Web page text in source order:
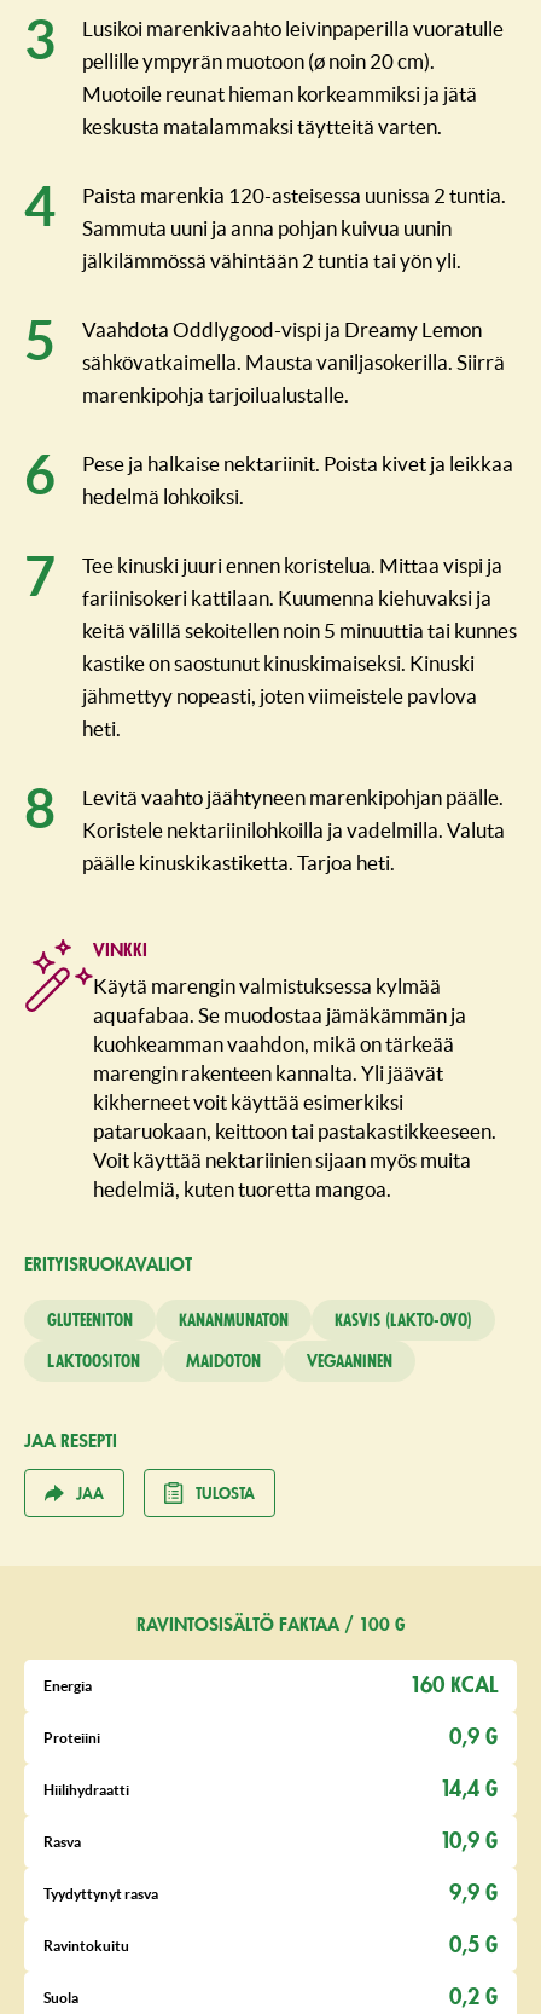
Lusikoi marenkivaahto leivinpaperilla vuoratulle
pellille ympyrän muotoon (ø noin 20 cm).
Muotoile reunat hieman korkeammiksi ja jätä
keskusta matalammaksi täytteitä varten.
Paista marenkia 120-asteisessa uunissa 2 tuntia.
Sammuta uuni ja anna pohjan kuivua uunin
jälkilämmössä vähintään 2 tuntia tai yön yli.
Vaahdota Oddlygood-vispi ja Dreamy Lemon
sähkövatkaimella. Mausta vaniljasokerilla. Siirrä
marenkipohja tarjoilualustalle.
Pese ja halkaise nektariinit. Poista kivet ja leikkaa
hedelmä lohkoiksi.
Tee kinuski juuri ennen koristelua. Mittaa vispi ja
fariinisokeri kattilaan. Kuumenna kiehuvaksi ja
keitä välillä sekoitellen noin 5 minuuttia tai kunnes
kastike on saostunut kinuskimaiseksi. Kinuski
jähmettyy nopeasti, joten viimeistele pavlova
heti.
Levitä vaahto jäähtyneen marenkipohjan päälle.
Koristele nektariinilohkoilla ja vadelmilla. Valuta
päälle kinuskikastiketta. Tarjoa heti.
VINKKI
Käytä marengin valmistuksessa kylmää
aquafabaa. Se muodostaa jämäkämmän ja
kuohkeamman vaahdon, mikä on tärkeää
marengin rakenteen kannalta. Yli jäävät
kikherneet voit käyttää esimerkiksi
pataruokaan, keittoon tai pastakastikkeeseen.
Voit käyttää nektariinien sijaan myös muita
hedelmiä, kuten tuoretta mangoa.
ERITYISRUO­KAVALIOT
Gluteeniton Kananmunaton Kasvis (lakto-ovo)
Laktoositon Maidoton Vegaaninen
JAA RESEPTI
JAA TULOSTA
RAVINTOSISÄLTÖ FAKTAA / 100 G
Energia 160 KCAL
Proteiini 0,9 G
Hiilihydraatti 14,4 G
Rasva 10,9 G
Tyydyttynyt rasva 9,9 G
Ravintokuitu 0,5 G
Suola 0,2 G